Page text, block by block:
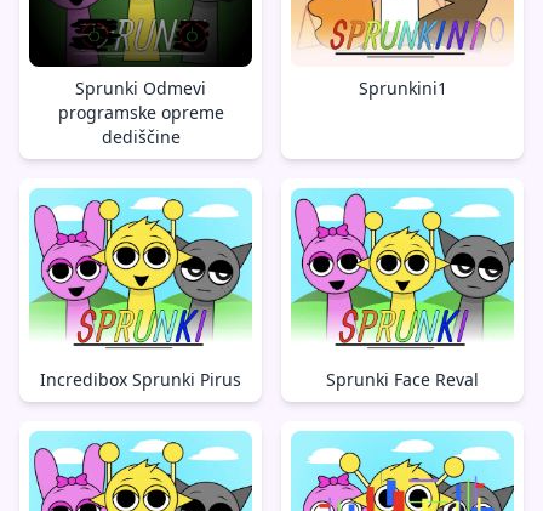
Sprunki Odmevi
programske opreme
dediščine
Sprunkini1
Incredibox Sprunki Pirus Sprunki Face Reval